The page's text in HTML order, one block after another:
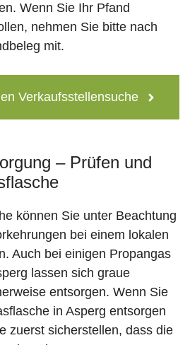
Wenn Sie Ihr Pfand
nehmen Sie bitte nach
mit.
Verkaufsstellensuche
– Prüfen und
können Sie unter Beachtung
bei einem lokalen
Auch bei einigen Propangas
lassen sich graue
entsorgen. Wenn Sie
in Asperg entsorgen
zuerst sicherstellen, dass die